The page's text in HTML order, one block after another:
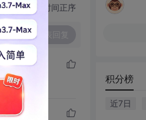
切换为时间正序
发表回复
积分榜
近7日